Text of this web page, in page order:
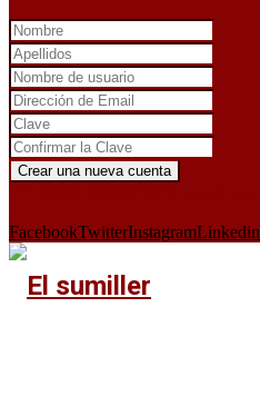
FacebookTwitterInstagramLinkedin